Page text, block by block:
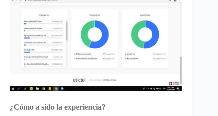
¿Cómo a sido la experiencia?